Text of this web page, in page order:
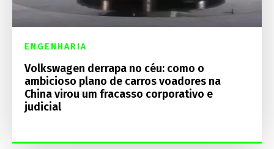
ENGENHARIA
Volkswagen derrapa no céu: como o
ambicioso plano de carros voadores na
China virou um fracasso corporativo e
judicial